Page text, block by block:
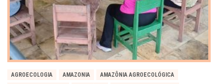
AGROECOLOGIA AMAZONIA
AMAZÔNIA AGROECOLÓGICA